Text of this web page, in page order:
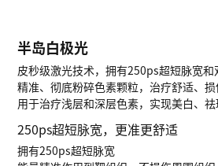
半岛白极光
皮秒级激光技术，拥有250ps超短脉宽和
精准、彻底粉碎色素颗粒，治疗舒适、损
用于治疗浅层和深层色素，实现美白、祛
250ps超短脉宽，更准更舒适
拥有250ps超短脉宽